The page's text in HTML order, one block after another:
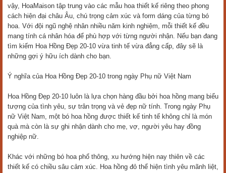
vậy, HoaMaison tập trung vào các mẫu hoa thiết kế riêng theo phong
cách hiện đại châu Âu, chú trọng cảm xúc và form dáng của từng bó
hoa. Với đội ngũ nghệ nhân nhiều năm kinh nghiệm, mỗi thiết kế đều
mang tính cá nhân hóa để phù hợp với từng người nhận. Nếu bạn đang
tìm kiếm Hoa Hồng Đẹp 20-10 vừa tinh tế vừa đẳng cấp, đây sẽ là
những gợi ý hữu ích dành cho bạn.
Ý nghĩa của Hoa Hồng Đẹp 20-10 trong ngày Phụ nữ Việt Nam
Hoa Hồng Đẹp 20-10 luôn là lựa chọn hàng đầu bởi hoa hồng mang biểu
tượng của tình yêu, sự trân trọng và vẻ đẹp nữ tính. Trong ngày Phụ
nữ Việt Nam, một bó hoa hồng được thiết kế tinh tế không chỉ là món
quà mà còn là sự ghi nhận dành cho mẹ, vợ, người yêu hay đồng
nghiệp nữ.
Khác với những bó hoa phổ thông, xu hướng hiện nay thiên về các
thiết kế có chiều sâu cảm xúc. Hoa hồng đỏ thể hiện tình yêu mãnh liệt,